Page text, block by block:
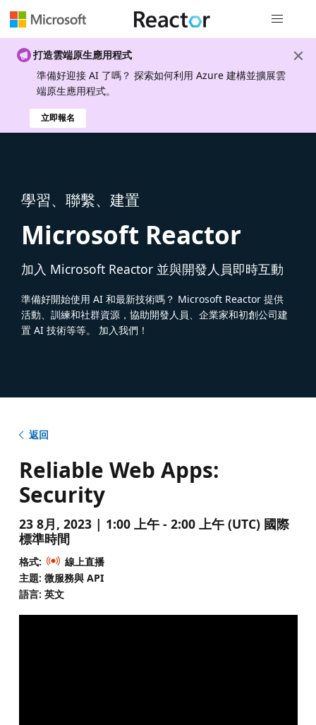
打造雲端原生應用程式
準備好迎接 AI 了嗎？ 探索如何利用 Azure 建構並擴展雲
端原生應用程式。
立即報名
學習、聯繫、建置
Microsoft Reactor
加入 Microsoft Reactor 並與開發人員即時互動
準備好開始使用 AI 和最新技術嗎？ Microsoft Reactor 提供
活動、訓練和社群資源，協助開發人員、企業家和初創公司建
置 AI 技術等等。 加入我們！
返回
Reliable Web Apps:
Security
23 8月, 2023 | 1:00 上午 - 2:00 上午 (UTC) 國際
標準時間
格式:
線上直播
主題: 微服務與 API
語言: 英文